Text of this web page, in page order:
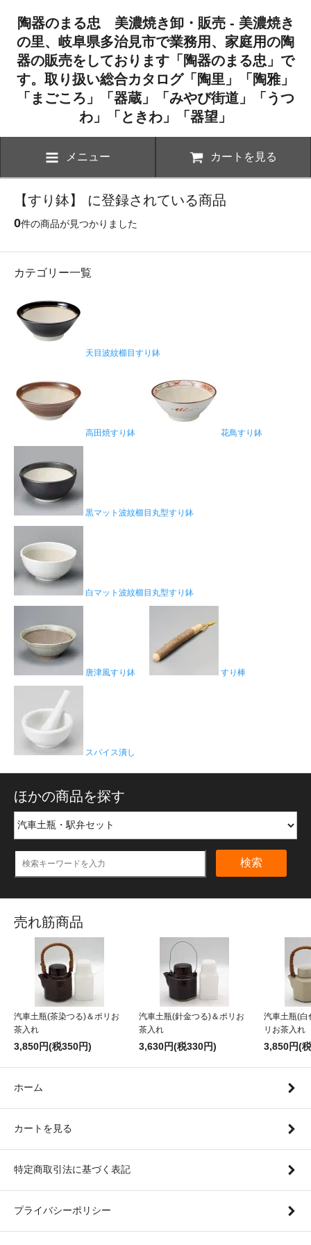
陶器のまる忠 美濃焼き卸・販売 - 美濃焼き
の里、岐阜県多治見市で業務用、家庭用の陶
器の販売をしております「陶器のまる忠」で
す。取り扱い総合カタログ「陶里」「陶雅」
「まごころ」「器蔵」「みやび街道」「うつ
わ」「ときわ」「器望」
メニュー カートを見る
【すり鉢】 に登録されている商品
0件の商品が見つかりました
カテゴリー一覧
天目波紋櫛目すり鉢
高田焼すり鉢 花鳥すり鉢
黒マット波紋櫛目丸型すり鉢
白マット波紋櫛目丸型すり鉢
唐津風すり鉢 すり棒
スパイス潰し
ほかの商品を探す
検索
売れ筋商品
汽車土瓶(茶染つる)＆ポリお
茶入れ
3,850円(税350円)
汽車土瓶(針金つる)＆ポリお
茶入れ
3,630円(税330円)
汽車土瓶(白
リお茶入れ
3,850円(
ホーム
カートを見る
特定商取引法に基づく表記
プライバシーポリシー